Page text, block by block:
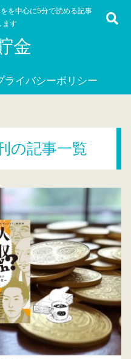
を中心に5分で読める記事
ます
金
ライバシーポリシー
の記事一覧